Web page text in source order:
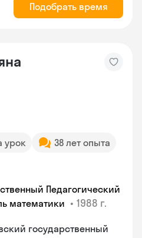
Подобрать время
урок
38 лет опыта
Педагогический
математики • 1988 г.
государственный